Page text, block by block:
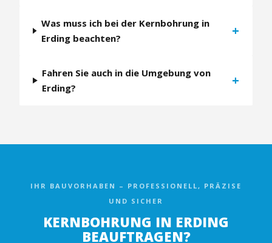
Was muss ich bei der Kernbohrung in
Erding beachten?
+
Fahren Sie auch in die Umgebung von
Erding?
+
IHR BAUVORHABEN – PROFESSIONELL, PRÄZISE
UND SICHER
KERNBOHRUNG IN ERDING
BEAUFTRAGEN?